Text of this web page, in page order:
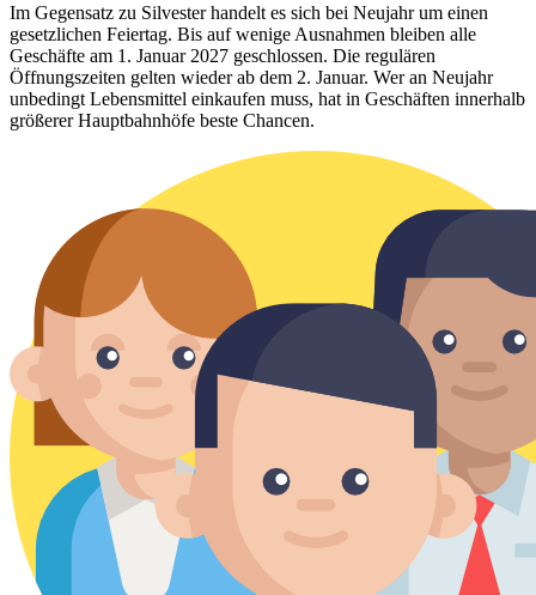
Im Gegensatz zu Silvester handelt es sich bei Neujahr um einen
gesetzlichen Feiertag. Bis auf wenige Ausnahmen bleiben alle
Geschäfte am 1. Januar 2027 geschlossen. Die regulären
Öffnungszeiten gelten wieder ab dem 2. Januar. Wer an Neujahr
unbedingt Lebensmittel einkaufen muss, hat in Geschäften innerhalb
größerer Hauptbahnhöfe beste Chancen.